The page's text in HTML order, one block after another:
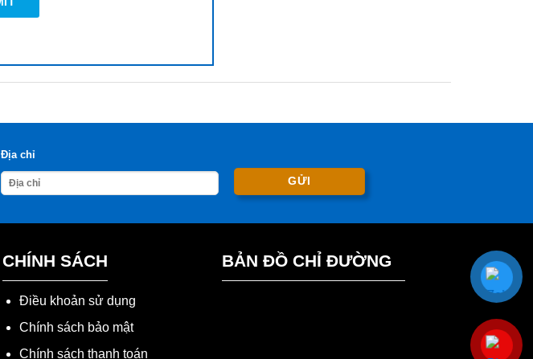
Địa chỉ
CHÍNH SÁCH
Điều khoản sử dụng
Chính sách bảo mật
Chính sách thanh toán
BẢN ĐỒ CHỈ ĐƯỜNG